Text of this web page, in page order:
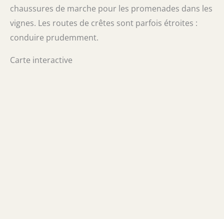
chaussures de marche pour les promenades dans les
vignes. Les routes de crêtes sont parfois étroites :
conduire prudemment.
Carte interactive